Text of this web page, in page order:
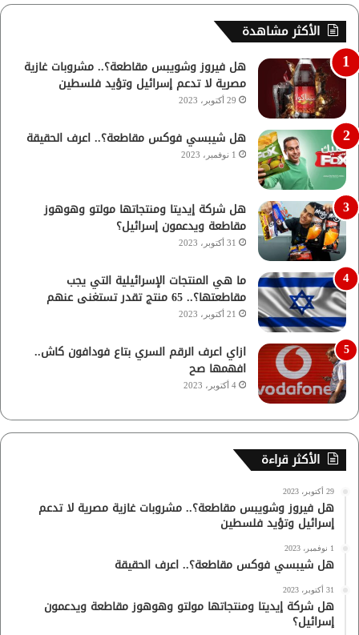
الأكثر مشاهدة
هل فيروز وشويبس مقاطعة؟.. مشروبات غازية
مصرية لا تدعم إسرائيل وتؤيد فلسطين
29 أكتوبر، 2023
هل شيبسي فوكس مقاطعة؟.. اعرف الحقيقة
1 نوفمبر، 2023
هل شركة إيديتا ومنتجاتها مولتو وهوهوز
مقاطعة ويدعمون إسرائيل؟
31 أكتوبر، 2023
ما هي المنتجات الإسرائيلية التي يجب
مقاطعتها؟.. 65 منتج تقدر تستغنى عنهم
21 أكتوبر، 2023
ازاي اعرف الرقم السري بتاع فودافون كاش..
افهمها صح
4 أكتوبر، 2023
الأكثر قراءة
29 أكتوبر، 2023
هل فيروز وشويبس مقاطعة؟.. مشروبات غازية مصرية لا تدعم
إسرائيل وتؤيد فلسطين
1 نوفمبر، 2023
هل شيبسي فوكس مقاطعة؟.. اعرف الحقيقة
31 أكتوبر، 2023
هل شركة إيديتا ومنتجاتها مولتو وهوهوز مقاطعة ويدعمون
إسرائيل؟